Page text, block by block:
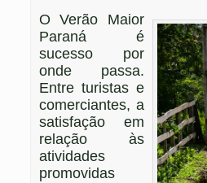
O Verão Maior
Paraná é
sucesso por
onde passa.
Entre turistas e
comerciantes, a
satisfação em
relação às
atividades
promovidas